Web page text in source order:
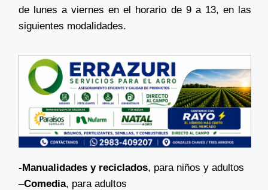
de lunes a viernes en el horario de 9 a 13, en las
siguientes modalidades.
-Manualidades y reciclados, para niños y adultos
–Comedia, para adultos